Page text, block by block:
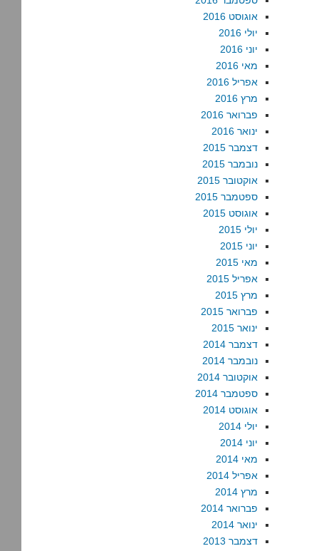
אוגוסט 2016
יולי 2016
יוני 2016
מאי 2016
אפריל 2016
מרץ 2016
פברואר 2016
ינואר 2016
דצמבר 2015
נובמבר 2015
אוקטובר 2015
ספטמבר 2015
אוגוסט 2015
יולי 2015
יוני 2015
מאי 2015
אפריל 2015
מרץ 2015
פברואר 2015
ינואר 2015
דצמבר 2014
נובמבר 2014
אוקטובר 2014
ספטמבר 2014
אוגוסט 2014
יולי 2014
יוני 2014
מאי 2014
אפריל 2014
מרץ 2014
פברואר 2014
ינואר 2014
דצמבר 2013